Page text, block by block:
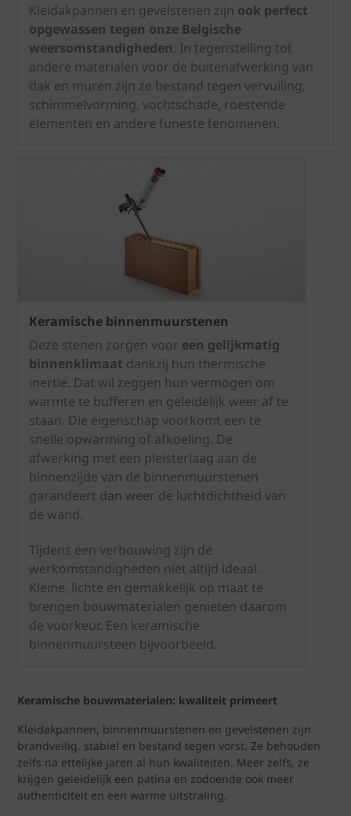
Kleidakpannen en gevelstenen zijn ook perfect
opgewassen tegen onze Belgische
weersomstandigheden. In tegenstelling tot
andere materialen voor de buitenafwerking van
dak en muren zijn ze bestand tegen vervuiling,
schimmelvorming, vochtschade, roestende
elementen en andere funeste fenomenen.
Keramische binnenmuurstenen
Deze stenen zorgen voor een gelijkmatig
binnenklimaat dankzij hun thermische
inertie. Dat wil zeggen hun vermogen om
warmte te bufferen en geleidelijk weer af te
staan. Die eigenschap voorkomt een te
snelle opwarming of afkoeling. De
afwerking met een pleisterlaag aan de
binnenzijde van de binnenmuurstenen
garandeert dan weer de luchtdichtheid van
de wand.
Tijdens een verbouwing zijn de
werkomstandigheden niet altijd ideaal.
Kleine, lichte en gemakkelijk op maat te
brengen bouwmaterialen genieten daarom
de voorkeur. Een keramische
binnenmuursteen bijvoorbeeld.
Keramische bouwmaterialen: kwaliteit primeert
Kleidakpannen, binnenmuurstenen en gevelstenen zijn
brandveilig, stabiel en bestand tegen vorst. Ze behouden
zelfs na ettelijke jaren al hun kwaliteiten. Meer zelfs, ze
krijgen geleidelijk een patina en zodoende ook meer
authenticiteit en een warme uitstraling.